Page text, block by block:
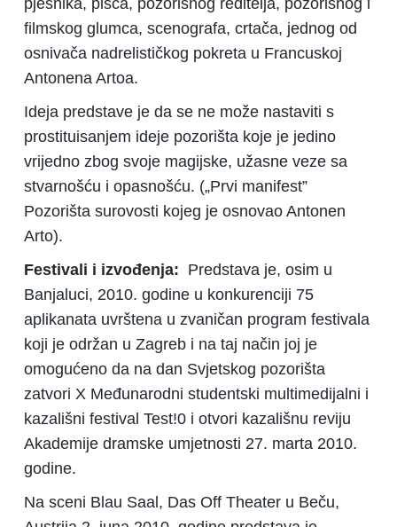
pjesnika, pisca, pozorišnog reditelja, pozorišnog i
filmskog glumca, scenografa, crtača, jednog od
osnivača nadrelističkog pokreta u Francuskoj
Antonena Artoa.
Ideja predstave je da se ne može nastaviti s
prostituisanjem ideje pozorišta koje je jedino
vrijedno zbog svoje magijske, užasne veze sa
stvarnošću i opasnošću. („Prvi manifest”
Pozorišta surovosti kojeg je osnovao Antonen
Arto).
Festivali i izvođenja: Predstava je, osim u
Banjaluci, 2010. godine u konkurenciji 75
aplikanata uvrštena u zvaničan program festivala
koji je održan u Zagreb i na taj način joj je
omogućeno da na dan Svjetskog pozorišta
zatvori X Međunarodni studentski multimedijalni i
kazališni festival Test!0 i otvori kazališnu reviju
Akademije dramske umjetnosti 27. marta 2010.
godine.
Na sceni Blau Saal, Das Off Theater u Beču,